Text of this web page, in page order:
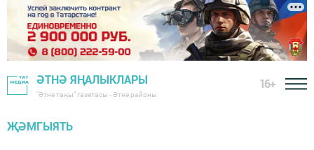
ӘТНӘ ЯҢАЛЫКЛАРЫ
"Әтнә таңы" газетасы - Әтнә районы
16+
ҖӘМГЫЯТЬ